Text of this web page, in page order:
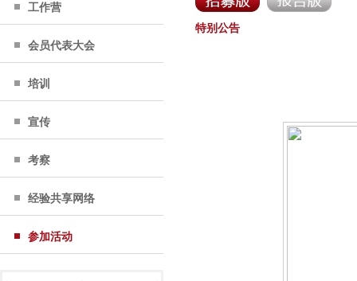
工作营
会员代表大会
培训
宣传
考察
经验共享网络
参加活动
特别公告